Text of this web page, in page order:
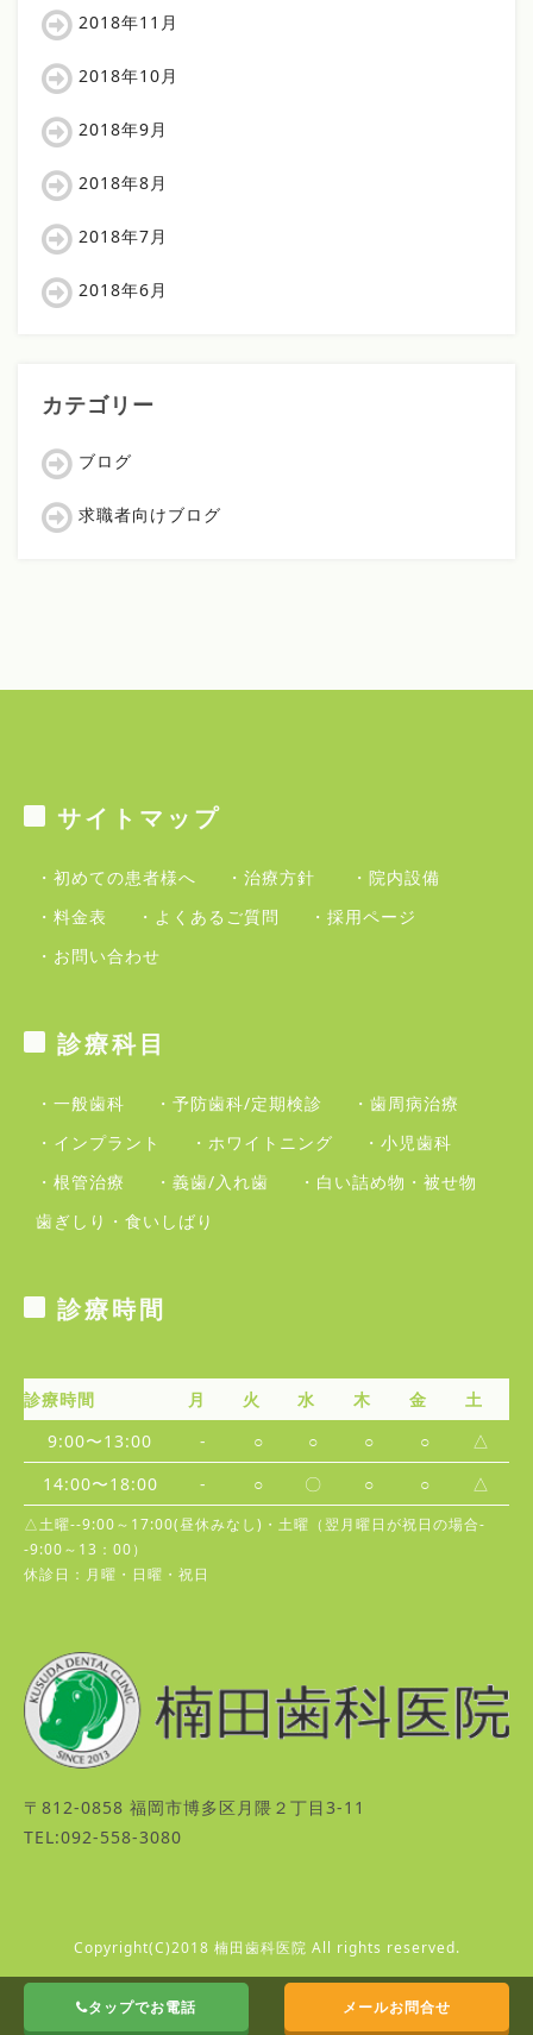
タップでお電話 メールお問合せ
2018年11月
2018年10月
2018年9月
2018年8月
2018年7月
2018年6月
カテゴリー
ブログ
求職者向けブログ
サイトマップ
・初めての患者様へ ・治療方針
・院内設備
・料金表
・よくあるご質問
・採用ページ
・お問い合わせ
診療科目
・一般歯科 ・予防歯科/定期検診
・歯周病治療
・インプラント
・ホワイトニング
・小児歯科
・根管治療
・義歯/入れ歯
・白い詰め物・被せ物
歯ぎしり・食いしばり
診療時間
診療時間 月 火 水 木 金
土
9:00〜13:00
- ○ ○ ○ ○
△
14:00〜18:00
- ○ 〇 ○ ○ △
△土曜--9:00～17:00(昼休みなし)・土曜（翌月曜日が祝日の場合-
-9:00～13：00）
休診日：月曜・日曜・祝日
〒812-0858 福岡市博多区月隈２丁目3-11
TEL:092-558-3080
Copyright(C)2018 楠田歯科医院 All rights reserved.